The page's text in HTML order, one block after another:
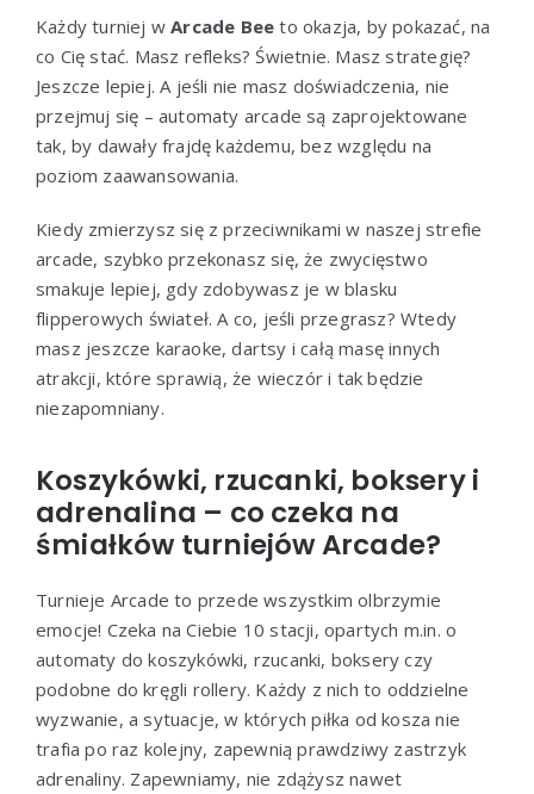
Każdy turniej wArcade Bee to okazja, by pokazać, na
co Cię stać. Masz refleks? Świetnie. Masz strategię?
Jeszcze lepiej. A jeśli nie masz doświadczenia, nie
przejmuj się – automaty arcade są zaprojektowane
tak, by dawały frajdę każdemu, bez względu na
poziom zaawansowania.
Kiedy zmierzysz się z przeciwnikami w naszej strefie
arcade, szybko przekonasz się, że zwycięstwo
smakuje lepiej, gdy zdobywasz je w blasku
flipperowych świateł. A co, jeśli przegrasz? Wtedy
masz jeszcze karaoke, dartsy i całą masę innych
atrakcji, które sprawią, że wieczór i tak będzie
niezapomniany.
Koszykówki, rzucanki, boksery i
adrenalina – co czeka na
śmiałków turniejów Arcade?
Turnieje Arcade to przede wszystkim olbrzymie
emocje! Czeka na Ciebie 10 stacji, opartych m.in. o
automaty do koszykówki, rzucanki, boksery czy
podobne do kręgli rollery. Każdy z nich to oddzielne
wyzwanie, a sytuacje, w których piłka od kosza nie
trafia po raz kolejny, zapewnią prawdziwy zastrzyk
adrenaliny. Zapewniamy, nie zdążysz nawet